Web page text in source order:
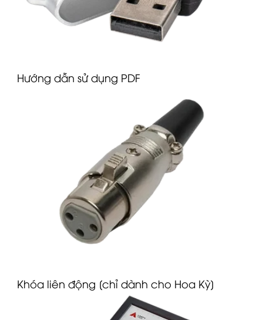
Hướng dẫn sử dụng PDF
Khóa liên động [chỉ dành cho Hoa Kỳ]